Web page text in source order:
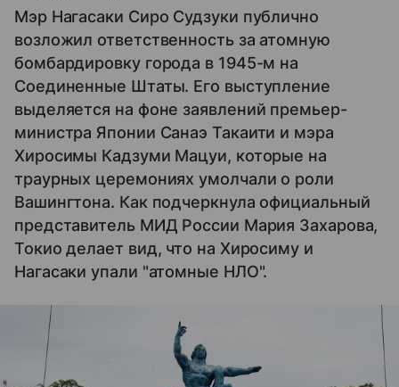
Мэр Нагасаки Сиро Судзуки публично
возложил ответственность за атомную
бомбардировку города в 1945-м на
Соединенные Штаты. Его выступление
выделяется на фоне заявлений премьер-
министра Японии Санаэ Такаити и мэра
Хиросимы Кадзуми Мацуи, которые на
траурных церемониях умолчали о роли
Вашингтона. Как подчеркнула официальный
представитель МИД России Мария Захарова,
Токио делает вид, что на Хиросиму и
Нагасаки упали "атомные НЛО".